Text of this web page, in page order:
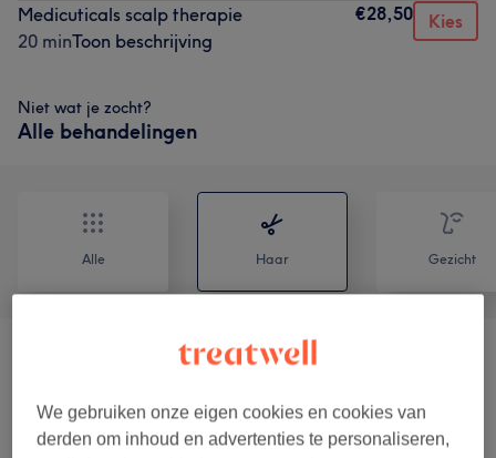
Medicuticals scalp therapie
20 minToon beschrijving
€28,50 Kies
Niet wat je zocht?
Alle behandelingen
Alle Haar Gezicht
Keratine Behandeling (1)
Extensions Indian Gold (1) €15
We gebruiken onze eigen cookies en cookies van
derden om inhoud en advertenties te personaliseren,